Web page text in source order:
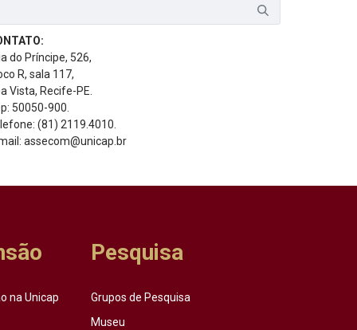
do Príncipe, 526,
R, sala 117,
Vista, Recife-PE.
50050-900.
(81) 2119.4010.
assecom@unicap.br
na Unicap
Pesquisa
Grupos de Pesquisa
Museu